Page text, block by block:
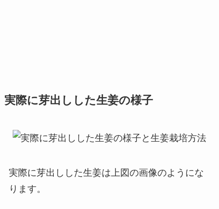
実際に芽出しした生姜の様子
実際に芽出しした生姜は上図の画像のようにな
ります。